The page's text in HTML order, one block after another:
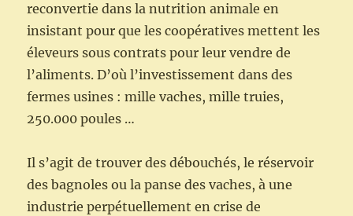
reconvertie dans la nutrition animale en
insistant pour que les coopératives mettent les
éleveurs sous contrats pour leur vendre de
l’aliments. D’où l’investissement dans des
fermes usines : mille vaches, mille truies,
250.000 poules …
Il s’agit de trouver des débouchés, le réservoir
des bagnoles ou la panse des vaches, à une
industrie perpétuellement en crise de